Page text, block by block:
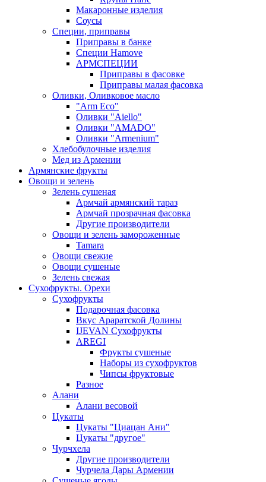
Макаронные изделия
Соусы
Специи, приправы
Приправы в банке
Специи Hamove
АРМСПЕЦИИ
Приправы в фасовке
Приправы малая фасовка
Оливки, Оливковое масло
"Arm Eco"
Оливки "Aiello"
Оливки "AMADO"
Оливки "Armenium"
Хлебобулочные изделия
Мед из Армении
Армянские фрукты
Овощи и зелень
Зелень сушеная
Армчай армянский тараз
Армчай прозрачная фасовка
Другие производители
Овощи и зелень замороженные
Tamara
Овощи свежие
Овощи сушеные
Зелень свежая
Сухофрукты. Орехи
Сухофрукты
Подарочная фасовка
Вкус Араратской Долины
IJEVAN Сухофрукты
AREGI
Фрукты сушеные
Наборы из сухофруктов
Чипсы фруктовые
Разное
Алани
Алани весовой
Цукаты
Цукаты "Циацан Ани"
Цукаты "другое"
Чурчхела
Другие производители
Чурчела Дары Армении